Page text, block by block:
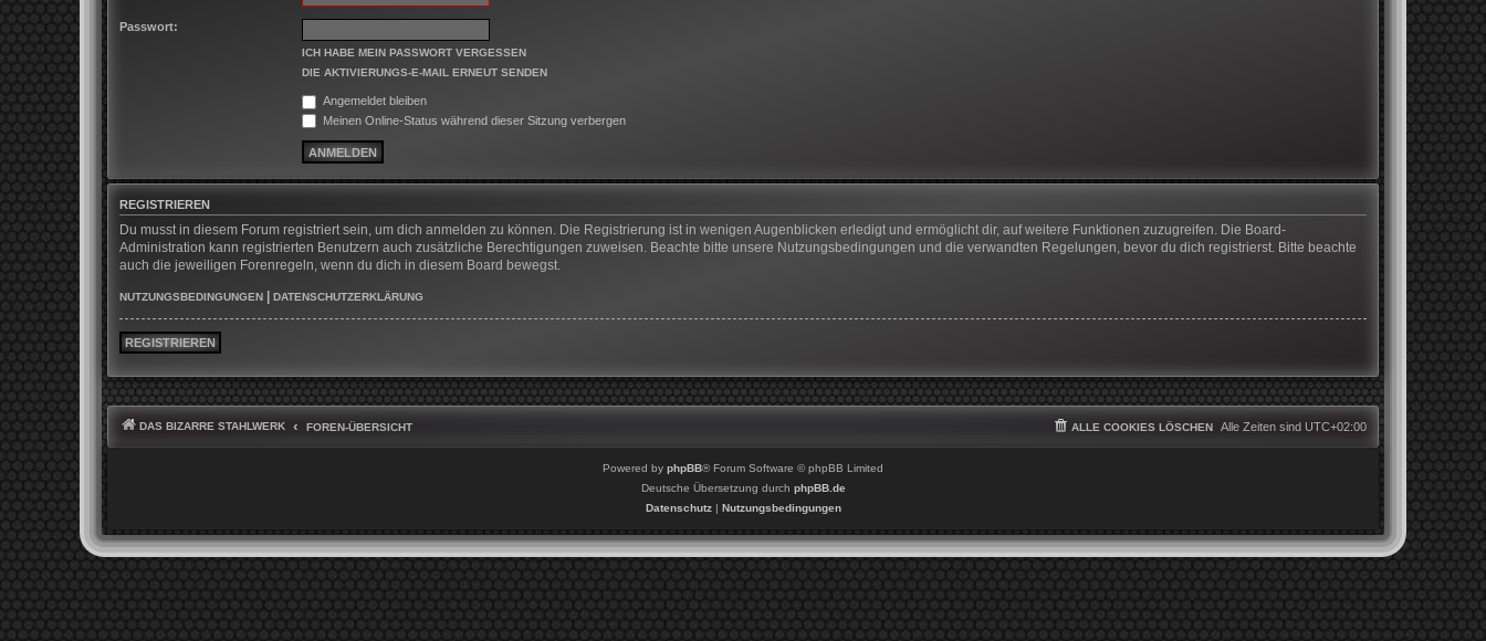
Passwort:
ICH HABE MEIN PASSWORT VERGESSEN
DIE AKTIVIERUNGS-E-MAIL ERNEUT SENDEN
Angemeldet bleiben
Meinen Online-Status während dieser Sitzung verbergen
REGISTRIEREN
Du musst in diesem Forum registriert sein, um dich anmelden zu können. Die Registrierung ist in wenigen Augenblicken erledigt und ermöglicht dir, auf weitere Funktionen zuzugreifen. Die Board-
Administration kann registrierten Benutzern auch zusätzliche Berechtigungen zuweisen. Beachte bitte unsere Nutzungsbedingungen und die verwandten Regelungen, bevor du dich registrierst. Bitte beachte
auch die jeweiligen Forenregeln, wenn du dich in diesem Board bewegst.
NUTZUNGSBEDINGUNGEN DATENSCHUTZERKLÄRUNG
REGISTRIEREN
DAS BIZARRE STAHLWERK FOREN-ÜBERSICHT Alle Zeiten sind UTC+02:00
ALLE COOKIES LÖSCHEN
Powered by phpBB® Forum Software © phpBB Limited
Deutsche Übersetzung durch phpBB.de
Datenschutz| Nutzungsbedingungen